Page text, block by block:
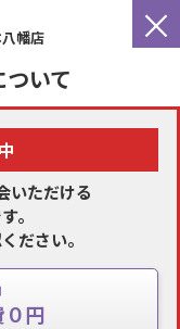
×
幡店
いて
いただける
。
ださい。
円